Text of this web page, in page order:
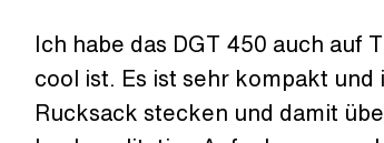
Ich habe das DGT 450 auch auf
cool ist. Es ist sehr kompakt
Rucksack stecken und damit